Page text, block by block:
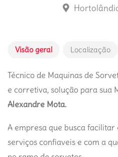
Visão geral Localização
Técnico de Maquinas de
e corretiva, solução para sua
Alexandre Mota.
A empresa que busca
serviços confiaveis e com a